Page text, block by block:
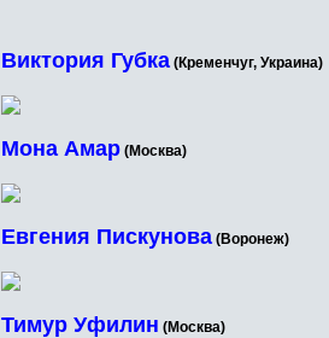
Виктория Губка (Кременчуг, Украина)
Мона Амар (Москва)
Евгения Пискунова (Воронеж)
Тимур Уфилин (Москва)